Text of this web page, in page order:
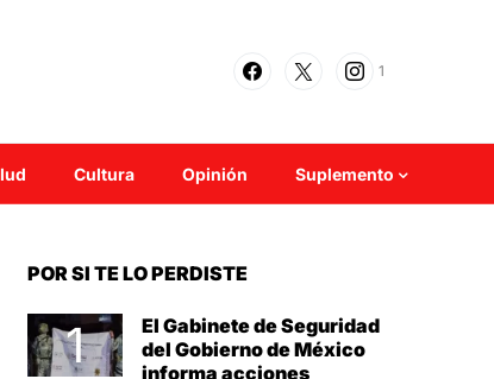
1
Cultura Opinión Suplemento
POR SI TE LO PERDISTE
El Gabinete de Seguridad
del Gobierno de México
informa acciones